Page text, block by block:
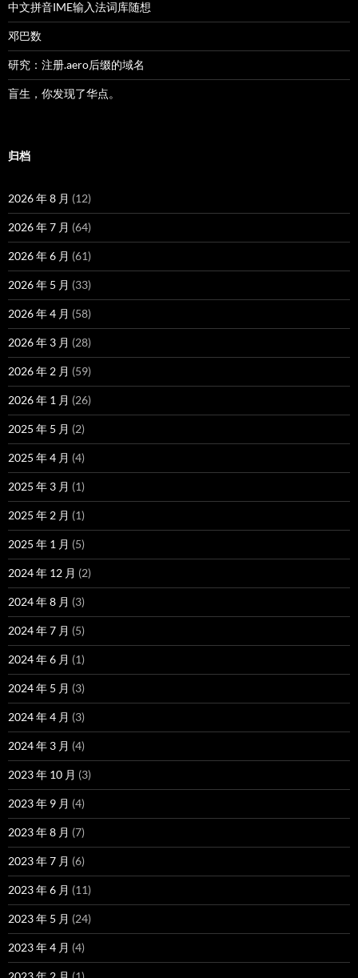
中文拼音IME输入法词库随想
邓巴数
研究：注册.aero后缀的域名
盲生，你发现了华点。
归档
2026 年 8 月 (12)
2026 年 7 月 (64)
2026 年 6 月 (61)
2026 年 5 月 (33)
2026 年 4 月 (58)
2026 年 3 月 (28)
2026 年 2 月 (59)
2026 年 1 月 (26)
2025 年 5 月 (2)
2025 年 4 月 (4)
2025 年 3 月 (1)
2025 年 2 月 (1)
2025 年 1 月 (5)
2024 年 12 月 (2)
2024 年 8 月 (3)
2024 年 7 月 (5)
2024 年 6 月 (1)
2024 年 5 月 (3)
2024 年 4 月 (3)
2024 年 3 月 (4)
2023 年 10 月 (3)
2023 年 9 月 (4)
2023 年 8 月 (7)
2023 年 7 月 (6)
2023 年 6 月 (11)
2023 年 5 月 (24)
2023 年 4 月 (4)